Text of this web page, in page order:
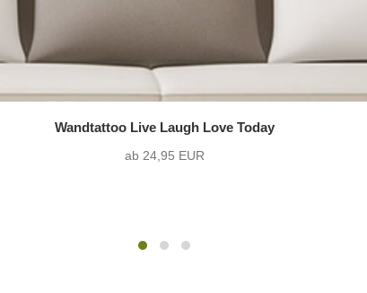
Wandtattoo Live Laugh Love Today
ab 24,95 EUR